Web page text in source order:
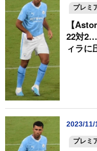
プレミ
【
22対
ィラに
2023/11/
プレミ